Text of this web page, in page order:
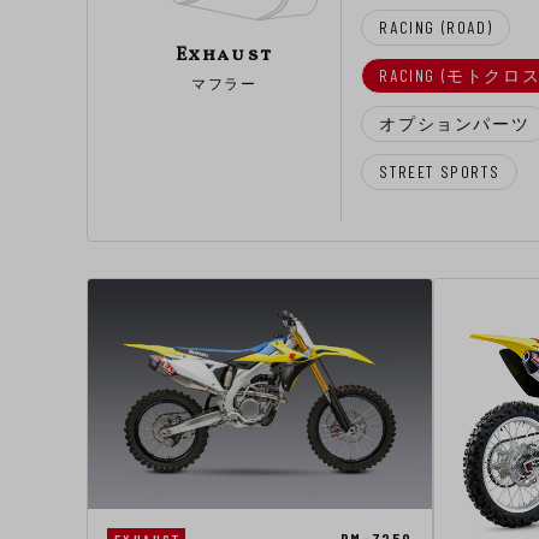
Exhaust
マフラー
RACING (ROAD)
RACING (モトクロ
オプションパーツ
STREET SPORTS